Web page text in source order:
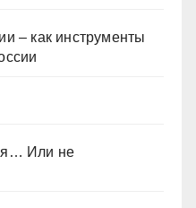
– как инструменты
Или не